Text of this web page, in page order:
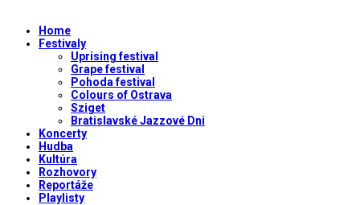
Home
Festivaly
Uprising festival
Grape festival
Pohoda festival
Colours of Ostrava
Sziget
Bratislavské Jazzové Dni
Koncerty
Hudba
Kultúra
Rozhovory
Reportáže
Playlisty